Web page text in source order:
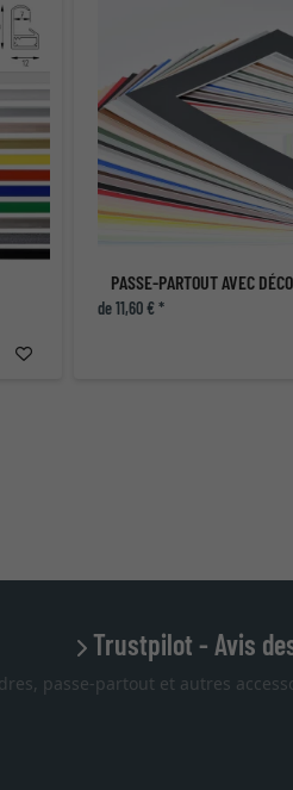
de 11,60 € *
Trustpilot - Avis
passe-partout et autres